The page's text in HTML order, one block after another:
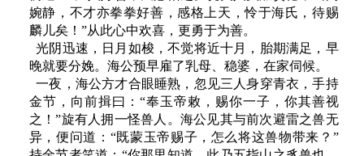
婉静，不才亦拳拳好善，感格上天，怜于海氏，待赐
麟儿矣！”从此心中欢喜，更勇于为善。
光阴迅速，日月如梭，不觉将近十月，胎期满足，早
晚就要分娩。海公预早雇了乳母、稳婆，在家伺候。
一夜，海公方才合眼睡熟，忽见三人身穿青衣，手持
金节，向前揖曰：“奉玉帝敕，赐你一子，你其善视
之！”旋有人拥一怪兽人。海公见其与前次避雷之兽无
异，便问道：“既蒙玉帝赐子，怎么将这兽物带来？”